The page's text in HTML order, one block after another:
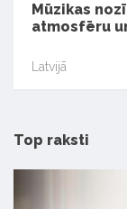
Mūzikas
atmosfēru
Latvijā
Top raksti